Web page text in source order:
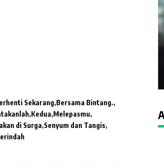
Sekarang Bersama Bintang.
Kedua Melepasmu
di Surga Senyum dan Tangis